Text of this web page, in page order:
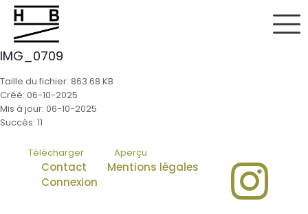
IMG_0709
Taille du fichier: 863.68 KB
Créé: 06-10-2025
Mis à jour: 06-10-2025
Succès: 11
Télécharger Aperçu
Contact
Mentions légales
Connexion